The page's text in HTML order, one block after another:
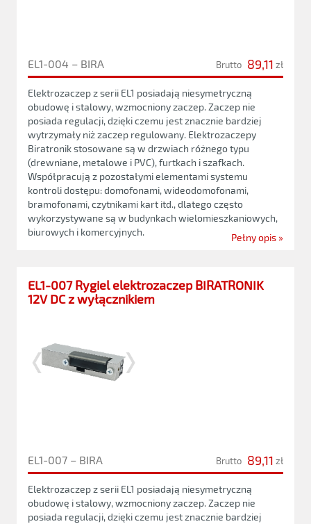
EL1-004 – BIRA zł
89,11
Brutto
Elektrozaczep z serii EL1 posiadają niesymetryczną
obudowę i stalowy, wzmocniony zaczep. Zaczep nie
posiada regulacji, dzięki czemu jest znacznie bardziej
wytrzymały niż zaczep regulowany. Elektrozaczepy
Biratronik stosowane są w drzwiach różnego typu
(drewniane, metalowe i PVC), furtkach i szafkach.
Współpracują z pozostałymi elementami systemu
kontroli dostępu: domofonami, wideodomofonami,
bramofonami, czytnikami kart itd., dlatego często
wykorzystywane są w budynkach wielomieszkaniowych,
biurowych i komercyjnych.
Pełny opis »
EL1-007 Rygiel elektrozaczep BIRATRONIK
12V DC z wyłącznikiem
EL1-007 – BIRA zł
89,11
Brutto
Elektrozaczep z serii EL1 posiadają niesymetryczną
obudowę i stalowy, wzmocniony zaczep. Zaczep nie
posiada regulacji, dzięki czemu jest znacznie bardziej